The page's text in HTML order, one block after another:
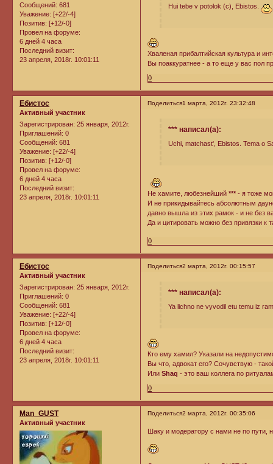
Сообщений: 681
Уважение: [+22/-4]
Позитив: [+12/-0]
Провел на форуме:
6 дней 4 часа
Последний визит:
23 апреля, 2018г. 10:01:11
Hui tebe v potolok (c), Ebistos.
Хваленая прибалтийская культура и
Вы поаккуратнее - а то еще у вас пол
0
Поделиться1 марта, 2012г. 23:32:48
Ебистос
Активный участник
Зарегистрирован: 25 января, 2012г.
Приглашений: 0
Сообщений: 681
Уважение: [+22/-4]
Позитив: [+12/-0]
Провел на форуме:
6 дней 4 часа
Последний визит:
23 апреля, 2018г. 10:01:11
*** написал(а):
Uchi, matchast', Ebistos. Tema o
Не хамите, любезнейший*** - я тоже
И не прикидывайтесь абсолютным
давно вышла из этих рамок - и не без
Да и цитировать можно без привязки к
0
Поделиться2 марта, 2012г. 00:15:57
Ебистос
Активный участник
Зарегистрирован: 25 января, 2012г.
Приглашений: 0
Сообщений: 681
Уважение: [+22/-4]
Позитив: [+12/-0]
Провел на форуме:
6 дней 4 часа
Последний визит:
23 апреля, 2018г. 10:01:11
*** написал(а):
Ya lichno ne vyvodil etu temu iz
Кто ему хамил? Указали на
Вы что, адвокат его? Сочувствую -
ИлиShaq - это ваш коллега по
0
Поделиться2 марта, 2012г. 00:35:06
Man_GUST
Активный участник
Шаку и модератору с нами не по пути,